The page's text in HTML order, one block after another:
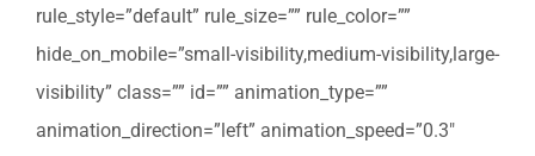
rule_style=”default” rule_size=”” rule_color=””
hide_on_mobile=”small-visibility,medium-visibility,large-
visibility” class=”” id=”” animation_type=””
animation_direction=”left” animation_speed=”0.3″